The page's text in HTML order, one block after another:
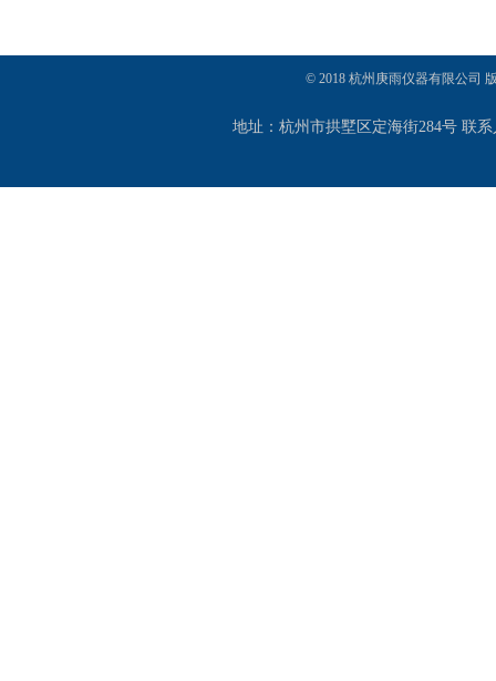
© 2018 杭州庚雨仪器有限公司
地址：杭州市拱墅区定海街284号 联